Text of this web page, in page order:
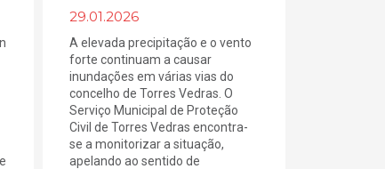
29.01.2026
A elevada precipitação e o vento
forte continuam a causar
inundações em várias vias do
concelho de Torres Vedras. O
Serviço Municipal de Proteção
Civil de Torres Vedras encontra-
se a monitorizar a situação,
apelando ao sentido de